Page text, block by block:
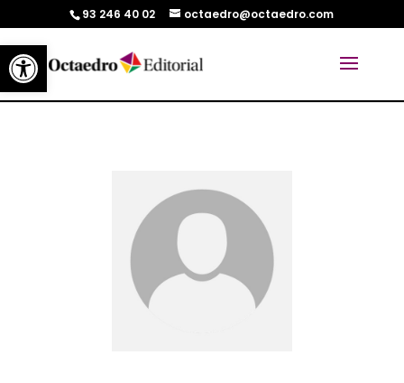
Abrir barra de herramientas
93 246 40 02 octaedro@octaedro.com